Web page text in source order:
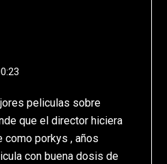
peliculas sobre
que el director hiciera
como porkys , años
con buena dosis de